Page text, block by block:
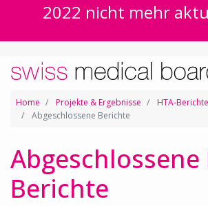
2022 nicht mehr
Home Projekte & Ergebnisse
HTA-Berichte
Abgeschlossene Berichte
Abgeschlossene
Berichte